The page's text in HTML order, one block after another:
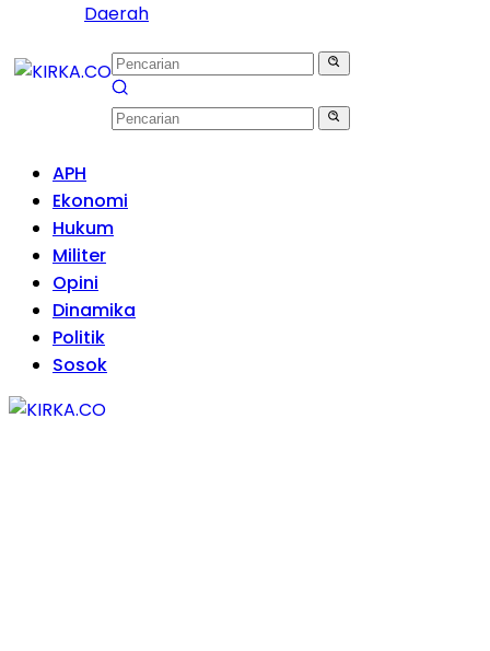
Daerah
APH
Ekonomi
Hukum
Militer
Opini
Dinamika
Politik
Sosok